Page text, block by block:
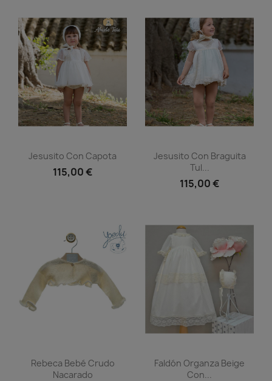
Vista rápida
Jesusito Con Capota
115,00 €
Vista rápida
Jesusito Con Braguita
Tul...
115,00 €
Vista rápida
Rebeca Bebé Crudo
Nacarado
Vista rápida
Faldón Organza Beige
Con...